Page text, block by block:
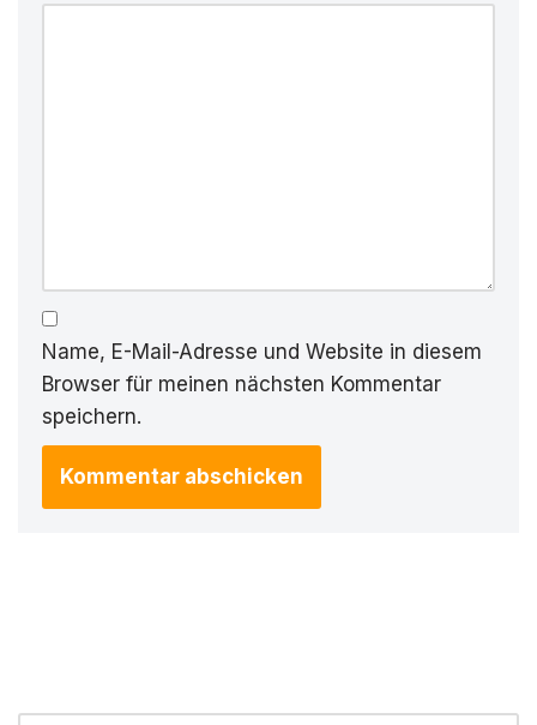
Name, E-Mail-Adresse und Website in diesem
Browser für meinen nächsten Kommentar
speichern.